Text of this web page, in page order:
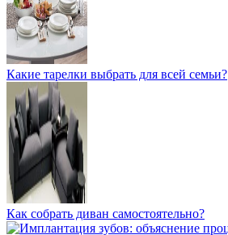
Какие тарелки выбрать для всей семьи?
Как собрать диван самостоятельно?